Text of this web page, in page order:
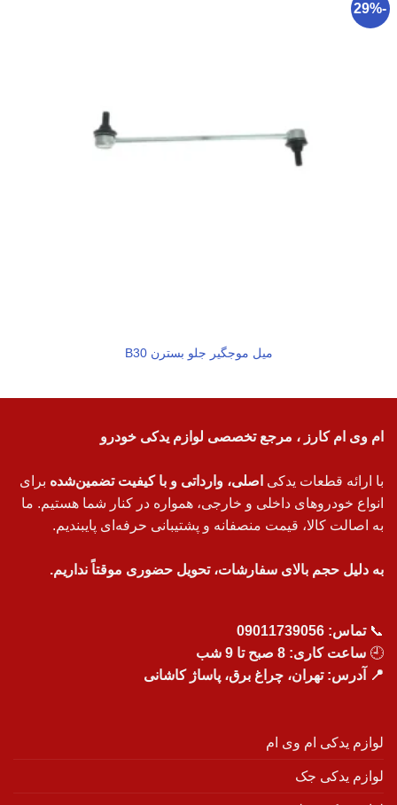
-29%
میل موجگیر جلو بسترن B30
ام وی ام کارز ، مرجع تخصصی لوازم یدکی خودرو
با ارائه قطعات یدکی اصلی، وارداتی و با کیفیت تضمین‌شده برای
انواع خودروهای داخلی و خارجی، همواره در کنار شما هستیم. ما
به اصالت کالا، قیمت منصفانه و پشتیبانی حرفه‌ای پایبندیم.
به دلیل حجم بالای سفارشات، تحویل حضوری موقتاً نداریم.
📞تماس: 09011739056
🕘 ساعت کاری: 8 صبح تا 9 شب
📍 آدرس: تهران، چراغ برق، پاساژ کاشانی
لوازم یدکی ام وی ام
لوازم یدکی جک